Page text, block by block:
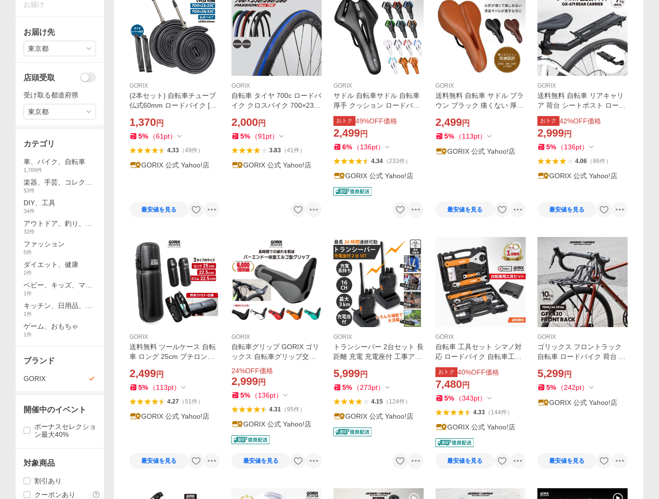
GORIX
(2本セット) 自転車チューブ
仏式60mm ロードバイク [タ
ーブ (700C 23/25C) (700C 2
8/32C) GORIX ゴリックス
1,370円
5% （61 pt）
4.33（49件）
GORIX 公式 Yahoo!店
最安値を見る
GORIX
自転車 タイヤ 700c ロードバ
イク クロスバイク 700×23c
ック クリンチャータイヤ ゴ
リックス(passion)
2,000円
5% （91 pt）
3.83（41件）
GORIX 公式 Yahoo!店
GORIX
サドル 自転車サドル 自転車
厚手 クッション ロードバイ
クサドル お尻 痛くない (A6-
1) 送料無料 クロスバイク G
ORIX ゴリックス
おトク 49%OFF価格
2,499円
6% （136pt）
4.34（233件）
GORIX 公式 Yahoo!店
GORIX
送料無料 自転車 サドル ブラ
ウン ブラック 痛くない 厚手
ゃれ ロードバイク クロスバ
イク カスタマイズ シート ゴ
2,499円
5% （113pt）
GORIX 公式 Yahoo!店
最安値を見る
GORIX
送料無料 自転車 リアキャリ
ア 荷台 シートポスト ロード
バイク クロスバイク リア キ
ャリア 工具不要 自転車荷台
サイクルキャリア 後付け ゴ
リックス(GX-671)
おトク 42%OFF価格
2,999円
5% （136pt）
4.06（86件）
GORIX 公式 Yahoo!店
最安値を見る
GORIX
送料無料 ツールケース 自転
車 ロング 25cm プチロング
ドバイク カーボンブラック
ジップケース ゴリックス
2,499円
5% （113pt）
4.27（51件）
GORIX 公式 Yahoo!店
最安値を見る
GORIX
自転車グリップ GORIX ゴリ
ックス 自転車グリップ交換
自転車 グリップ 交換 自転車
エルゴグリップ+バーエンド
GX-849AD3-L1-G2
24%OFF価格
2,999円
5% （136pt）
4.31（95件）
GORIX 公式 Yahoo!店
最安値を見る
GORIX
トランシーバー 2台セット 長
距離 充電 充電座付 工事アウ
警備 長時間 BF-888
5,999円
5% （273pt）
4.15（ 124件）
GORIX 公式 Yahoo!店
GORIX
自転車 工具セット シマノ対
応 ロードバイク 自転車工具
セット ゴリックス スプロケ
外し他 20点入り 工具 マウン
テンバイク 自転車用 整備 メ
ンテナンス TBX01
おトク 40%OFF価格
7,480円
5% （343pt）
4.33（ 144件）
GORIX 公式 Yahoo!店
最安値を見る
GORIX
ゴリックス フロントラック
自転車 ロードバイク 荷台 70
バイク 前 キャリア 軽量 ベル
ト付属 後付け 荷物台 24-29
5,299円
5% （242pt）
GORIX 公式 Yahoo!店
最安値を見る
お届け
お届け先
東京都
店頭受取
受け取る都道府県
東京都
カテゴリ
車、バイク、自転車
1,769件
楽器、手芸、コレクシ
ョン
53件
DIY、工具
34件
アウトドア、釣り、旅
行用品
32件
ファッション
5件
ダイエット、健康
2件
ベビー、キッズ、マタ
ニティ
1件
キッチン、日用品、文
具
1件
ゲーム、おもちゃ
1件
ブランド
GORIX
開催中のイベント
ボーナスセレクショ
ン最大40%
対象商品
割引あり
クーポンあり